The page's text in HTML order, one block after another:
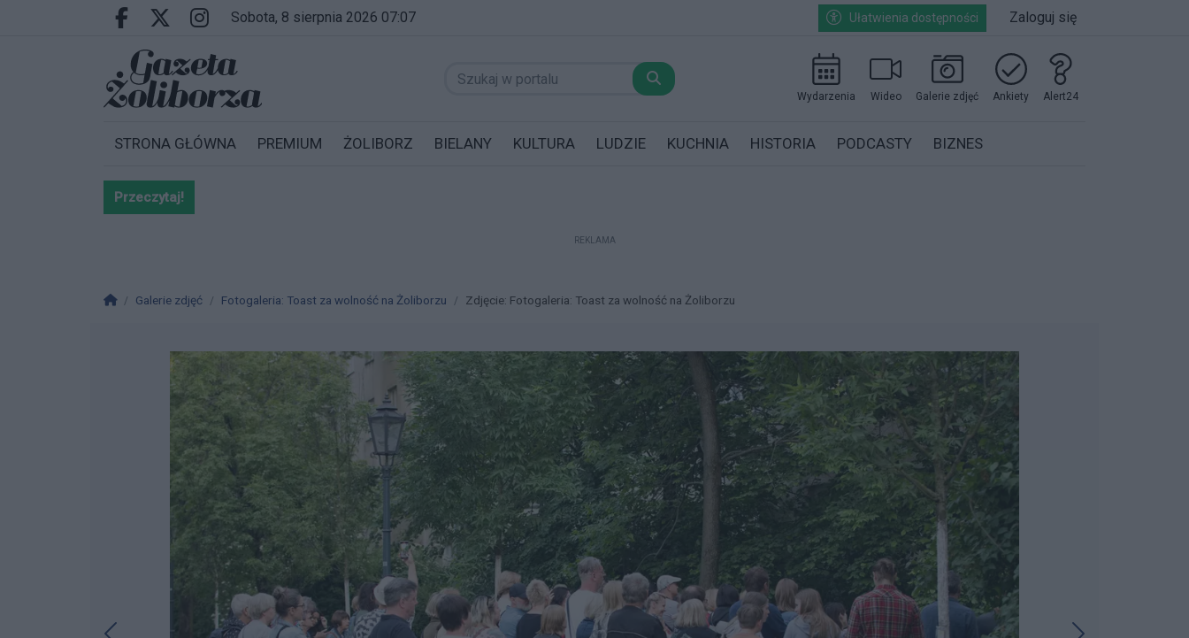
Przejdź do głównych treści
Przejdź do wyszukiwarki
Przejdź do głównego menu
Facebook.com
X.comInstagram.com
sobota, 8 sierpnia 2026 07:07 Ułatwienia dostępności Zaloguj się
Wydarzenia Wideo Galerie zdjęć Ankiety Alert24
STRONA GŁÓWNA PREMIUM ŻOLIBORZ BIELANY KULTURA LUDZIE KUCHNIA HISTORIA PODCASTY BIZNES
Przeczytaj!
REKLAMA
Strona główna
Galerie zdjęć Fotogaleria: Toast za wolność na Żoliborzu Zdjęcie: Fotogaleria: Toast za wolność na Żoliborzu